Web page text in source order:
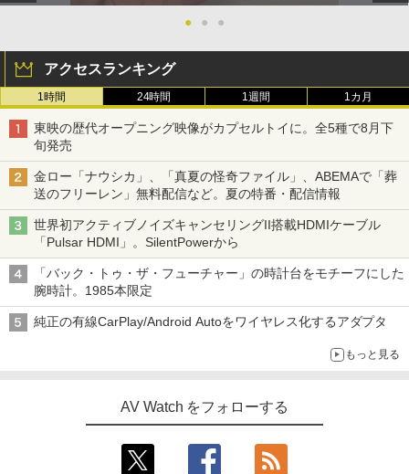
● ● ●
アクセスランキング
1時間 24時間 1週間 1カ月
東映の歴代オープニング映像がカプセルトイに。全5種で8月下
旬発売
金ロー「ナウシカ」、「真夏の怪奇ファイル」、ABEMAで「葬
送のフリーレン」無料配信など。夏の特番・配信情報
世界初アクティブノイズキャンセリングII搭載HDMIケーブル
「Pulsar HDMI」。SilentPowerから
「バック・トゥ・ザ・フューチャー」の時計台をモチーフにした
腕時計。1985本限定
純正の有線CarPlay/Android Autoをワイヤレス化するアダプタ
もっと見る
AV Watch をフォローする